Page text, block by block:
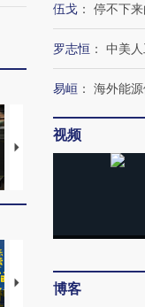
马航飞行员跨国走私7万
粒摇头丸 尿检体内含3种
【推广】走进第四届链博
会，让数智科技“链”接产
伍戈 ： 停不下
罗志恒 ： 中美
易峘 ： 海外能
视频
博客